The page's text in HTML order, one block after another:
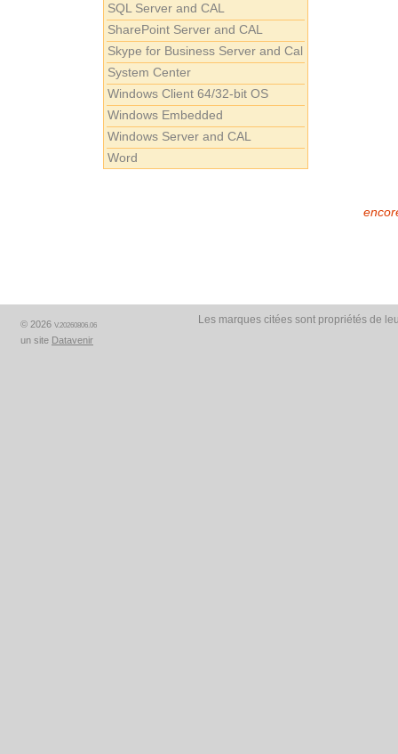
SQL Server and CAL
SharePoint Server and CAL
Skype for Business Server and Cal
System Center
Windows Client 64/32-bit OS
Windows Embedded
Windows Server and CAL
Word
© 2026 V.20260806.06
un site Datavenir
Les marques citées sont propriétés de